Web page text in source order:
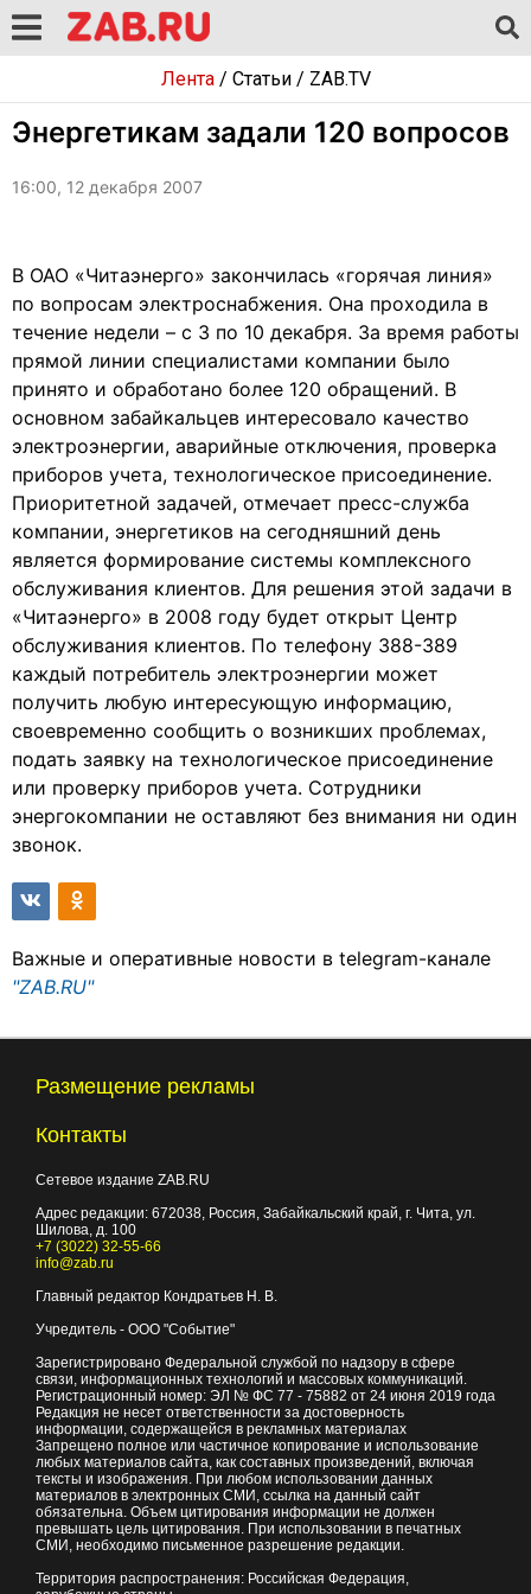
Лента/ Статьи/ ZAB.TV
Энергетикам задали 120 вопросов
16:00, 12 декабря 2007
В ОАО «Читаэнерго» закончилась «горячая линия»
по вопросам электроснабжения. Она проходила в
течение недели – с 3 по 10 декабря. За время работы
прямой линии специалистами компании было
принято и обработано более 120 обращений. В
основном забайкальцев интересовало качество
электроэнергии, аварийные отключения, проверка
приборов учета, технологическое присоединение.
Приоритетной задачей, отмечает пресс-служба
компании, энергетиков на сегодняшний день
является формирование системы комплексного
обслуживания клиентов. Для решения этой задачи в
«Читаэнерго» в 2008 году будет открыт Центр
обслуживания клиентов. По телефону 388-389
каждый потребитель электроэнергии может
получить любую интересующую информацию,
своевременно сообщить о возникших проблемах,
подать заявку на технологическое присоединение
или проверку приборов учета. Сотрудники
энергокомпании не оставляют без внимания ни один
звонок.
Важные и оперативные новости в telegram-канале
"ZAB.RU"
Размещение рекламы
Контакты
Сетевое издание ZAB.RU
Адрес редакции: 672038, Россия, Забайкальский край, г. Чита, ул.
Шилова, д. 100
+7 (3022) 32-55-66
info@zab.ru
Главный редактор Кондратьев Н. В.
Учредитель - ООО "Событие"
Зарегистрировано Федеральной службой по надзору в сфере
связи, информационных технологий и массовых коммуникаций.
Регистрационный номер: ЭЛ № ФС 77 - 75882 от 24 июня 2019 года
Редакция не несет ответственности за достоверность
информации, содержащейся в рекламных материалах
Запрещено полное или частичное копирование и использование
любых материалов сайта, как составных произведений, включая
тексты и изображения. При любом использовании данных
материалов в электронных СМИ, ссылка на данный сайт
обязательна. Объем цитирования информации не должен
превышать цель цитирования. При использовании в печатных
СМИ, необходимо письменное разрешение редакции.
Территория распространения: Российская Федерация,